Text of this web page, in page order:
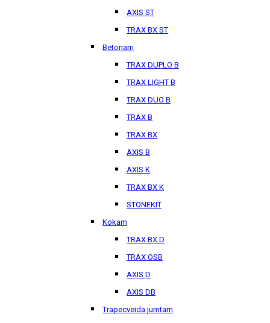
AXIS ST
TRAX BX ST
Betonam
TRAX DUPLO B
TRAX LIGHT B
TRAX DUO B
TRAX B
TRAX BX
AXIS B
AXIS K
TRAX BX K
STONEKIT
Kokam
TRAX BX D
TRAX OSB
AXIS D
AXIS DB
Trapecveida jumtam